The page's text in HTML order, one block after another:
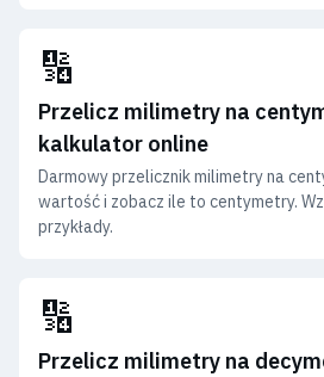
🔢
Przelicz milimetry na
kalkulator online
Darmowy przelicznik milimetry na
wartość i zobacz ile to centymetry.
przykłady.
🔢
Przelicz milimetry na